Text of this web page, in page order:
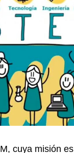
cuya misión